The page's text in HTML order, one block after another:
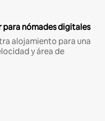
para nómades digitales
alojamiento para una
y área de